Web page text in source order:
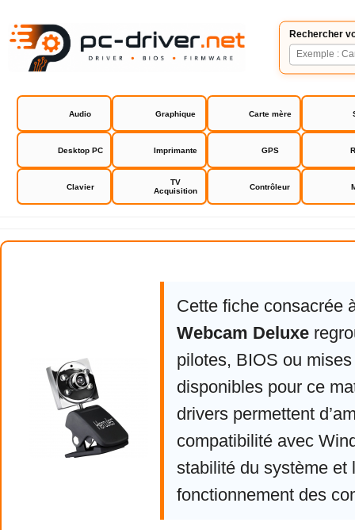
Rechercher
Audio Graphique Carte mère
Desktop PC Imprimante GPS
Clavier
TV
Acquisition
Contrôleur
Hercules Webcam Deluxe
Cette fiche consacrée
Webcam Deluxe
pilotes, BIOS ou
disponibles pour ce
drivers permettent
compatibilité avec
stabilité du système et
fonctionnement des